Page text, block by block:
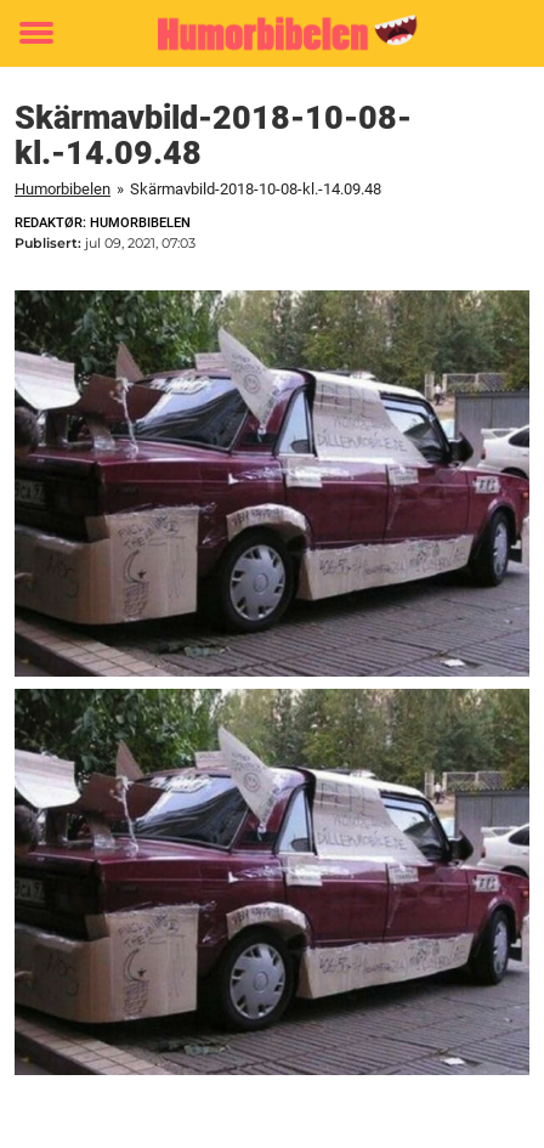
Toggle
Skärmavbild-2018-10-08-
kl.-14.09.48
Humorbibelen » Skärmavbild-2018-10-08-kl.-14.09.48
REDAKTØR: HUMORBIBELEN
Publisert: jul 09, 2021, 07:03